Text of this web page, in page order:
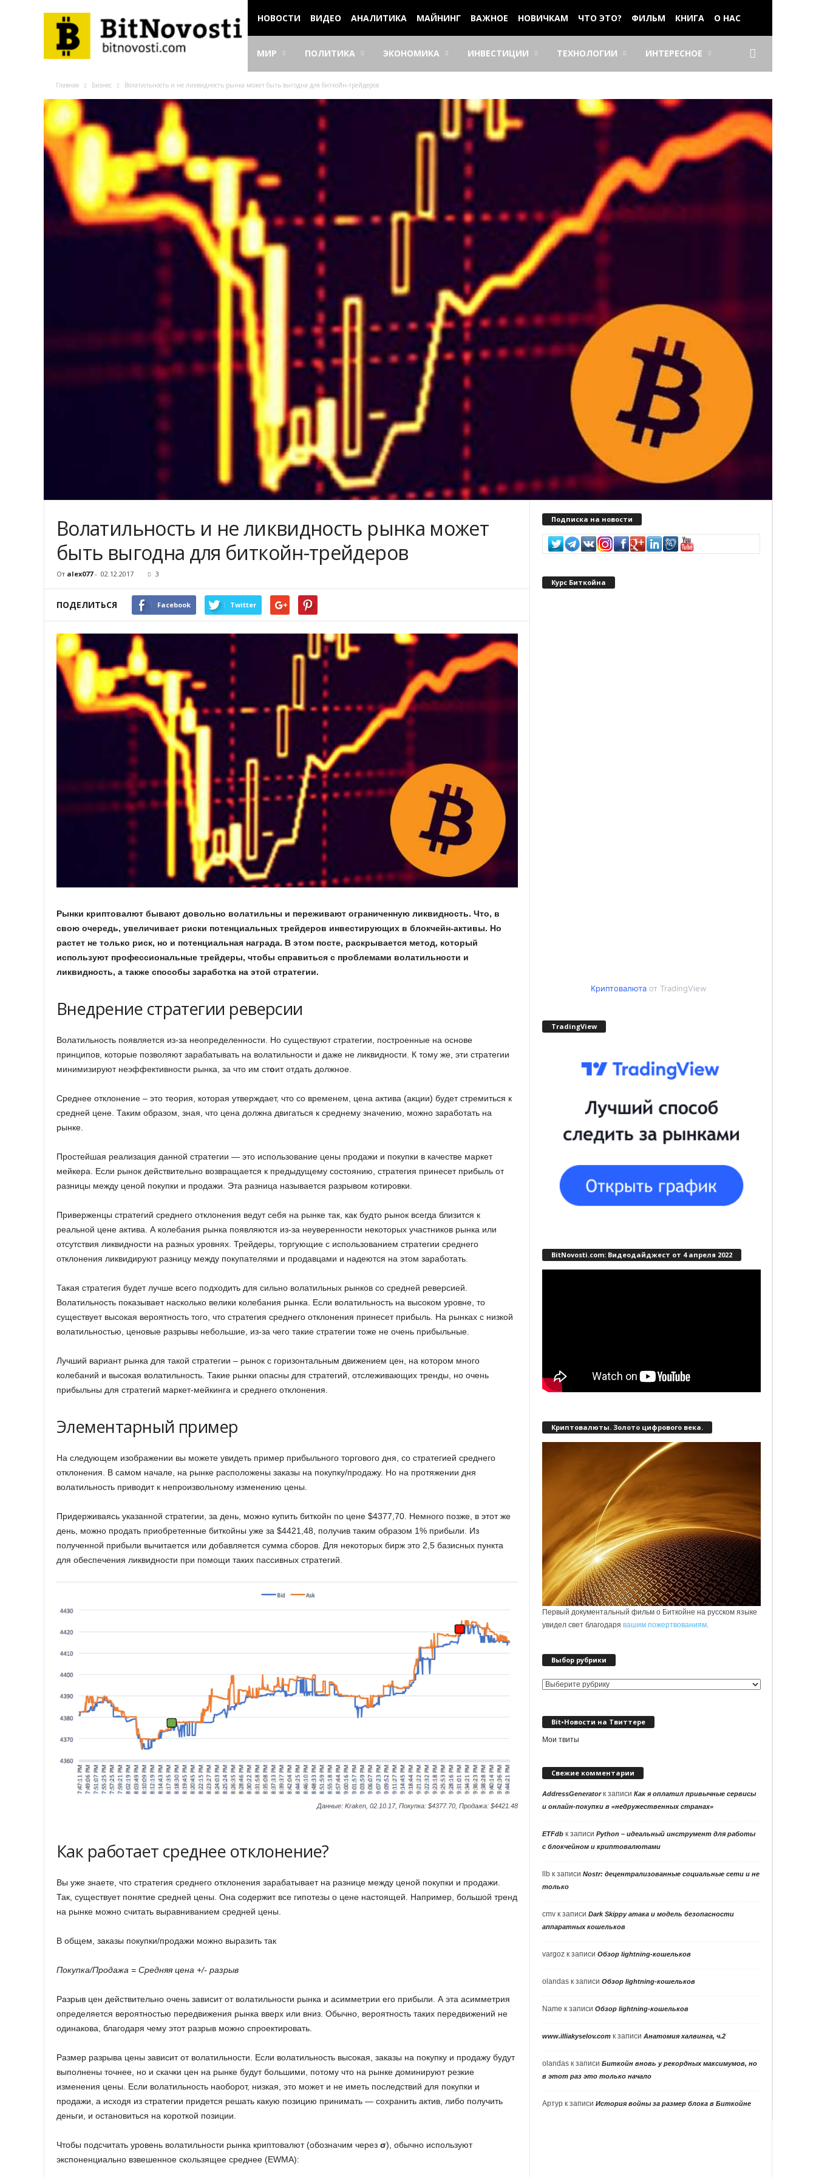
НОВОСТИ ВИДЕО АНАЛИТИКА МАЙНИНГ ВАЖНОЕ НОВИЧКАМ ЧТО ЭТО? ФИЛЬМ КНИГА О НАС
МИР ПОЛИТИКА ЭКОНОМИКА ИНВЕСТИЦИИ ТЕХНОЛОГИИ ИНТЕРЕСНОЕ
Главная Бизнес Волатильность и не ликвидность рынка может быть выгодна для биткойн-трейдеров
Волатильность и не ликвидность рынка может
быть выгодна для биткойн-трейдеров
От alex077- 02.12.2017 3
ПОДЕЛИТЬСЯ Facebook Twitter
Рынки криптовалют бывают довольно волатильны и переживают ограниченную ликвидность. Что, в
свою очередь, увеличивает риски потенциальных трейдеров инвестирующих в блокчейн-активы. Но
растет не только риск, но и потенциальная награда. В этом посте, раскрывается метод, который
используют профессиональные трейдеры, чтобы справиться с проблемами волатильности и
ликвидность, а также способы заработка на этой стратегии.
Внедрение стратегии реверсии
Волатильность появляется из-за неопределенности. Но существуют стратегии, построенные на основе
принципов, которые позволяют зарабатывать на волатильности и даже не ликвидности. К тому же, эти стратегии
минимизируют неэффективности рынка, за что им стоит отдать должное.
Среднее отклонение – это теория, которая утверждает, что со временем, цена актива (акции) будет стремиться к
средней цене. Таким образом, зная, что цена должна двигаться к среднему значению, можно заработать на
рынке.
Простейшая реализация данной стратегии — это использование цены продажи и покупки в качестве маркет
мейкера. Если рынок действительно возвращается к предыдущему состоянию, стратегия принесет прибыль от
разницы между ценой покупки и продажи. Эта разница называется разрывом котировки.
Приверженцы стратегий среднего отклонения ведут себя на рынке так, как будто рынок всегда близится к
реальной цене актива. А колебания рынка появляются из-за неуверенности некоторых участников рынка или
отсутствия ликвидности на разных уровнях. Трейдеры, торгующие с использованием стратегии среднего
отклонения ликвидируют разницу между покупателями и продавцами и надеются на этом заработать.
Такая стратегия будет лучше всего подходить для сильно волатильных рынков со средней реверсией.
Волатильность показывает насколько велики колебания рынка. Если волатильность на высоком уровне, то
существует высокая вероятность того, что стратегия среднего отклонения принесет прибыль. На рынках с низкой
волатильностью, ценовые разрывы небольшие, из-за чего такие стратегии тоже не очень прибыльные.
Лучший вариант рынка для такой стратегии – рынок с горизонтальным движением цен, на котором много
колебаний и высокая волатильность. Такие рынки опасны для стратегий, отслеживающих тренды, но очень
прибыльны для стратегий маркет-мейкинга и среднего отклонения.
Элементарный пример
На следующем изображении вы можете увидеть пример прибыльного торгового дня, со стратегией среднего
отклонения. В самом начале, на рынке расположены заказы на покупку/продажу. Но на протяжении дня
волатильность приводит к непроизвольному изменению цены.
Придерживаясь указанной стратегии, за день, можно купить биткойн по цене $4377,70. Немного позже, в этот же
день, можно продать приобретенные биткойны уже за $4421,48, получив таким образом 1% прибыли. Из
полученной прибыли вычитается или добавляется сумма сборов. Для некоторых бирж это 2,5 базисных пункта
для обеспечения ликвидности при помощи таких пассивных стратегий.
Данные: Kraken, 02.10.17, Покупка: $4377.70, Продажа: $4421.48
Как работает среднее отклонение?
Вы уже знаете, что стратегия среднего отклонения зарабатывает на разнице между ценой покупки и продажи.
Так, существует понятие средней цены. Она содержит все гипотезы о цене настоящей. Например, большой тренд
на рынке можно считать выравниванием средней цены.
В общем, заказы покупки/продажи можно выразить так
Покупка/Продажа = Средняя цена +/- разрыв
Разрыв цен действительно очень зависит от волатильности рынка и асимметрии его прибыли. А эта асимметрия
определяется вероятностью передвижения рынка вверх или вниз. Обычно, вероятность таких передвижений не
одинакова, благодаря чему этот разрыв можно спроектировать.
Размер разрыва цены зависит от волатильности. Если волатильность высокая, заказы на покупку и продажу будут
выполнены точнее, но и скачки цен на рынке будут большими, потому что на рынке доминируют резкие
изменения цены. Если волатильность наоборот, низкая, это может и не иметь последствий для покупки и
продажи, а исходя из стратегии придется решать какую позицию принимать — сохранить актив, либо получить
деньги, и остановиться на короткой позиции.
Чтобы подсчитать уровень волатильности рынка криптовалют (обозначим через σ), обычно используют
экспоненциально взвешенное скользящее среднее (EWMA):
Подписка на новости
Курс Биткойна
Криптовалютаот TradingView
TradingView
BitNovosti.com: Видеодайджест от 4 апреля 2022
Криптовалюты. Золото цифрового века.
Первый документальный фильм о Биткойне на русском языке
увидел свет благодарявашим пожертвованиям.
Выбор рубрики
Выбор
Bit•Новости на Твиттере
Мои твиты
Свежие комментарии
AddressGeneratorк записиКак я оплатил привычные сервисы
и онлайн-покупки в «недружественных странах»
ETFdb к записиPython – идеальный инструмент для работы
с блокчейном и криптовалютами
llb к записиNostr: децентрализованные социальные сети и не
только
cmv к записиDark Skippy атака и модель безопасности
аппаратных кошельков
vargoz к записиОбзор lightning-кошельков
olandas к записиОбзор lightning-кошельков
Name к записиОбзор lightning-кошельков
www.illiakyselov.com к записиАнатомия халвинга, ч.2
olandas к записиБиткойн вновь у рекордных максимумов, но
в этот раз это только начало
Артур к записиИстория войны за размер блока в Биткойне